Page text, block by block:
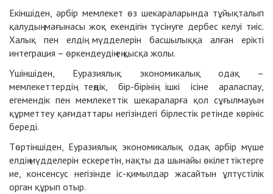
Екіншіден, әрбір мемлекет өз шекараларында тұйықталып
қалудың мағынасы жоқ екендігін түсінуге дербес келуі тиіс.
Халық пен елдің мүдделерін басшылыққа алған ерікті
интеграция – өркендеудің ең қысқа жолы.
Үшіншіден, Еуразиялық эконо­мика­лық одақ –
мемлекеттердің теңдік, бір-бірінің ішкі ісіне араласпау,
егемендік пен мемлекеттік шекараларға қол сұғыл­мауын
құрметтеу қағидаттары негізіндегі бірлестік ретінде көрініс
береді.
Төртіншіден, Еуразиялық эконо­микалық одақ әрбір мүше
елдің мүд­де­лерін ескеретін, нақты да шынайы өкілеттіктерге
ие, консенсус негізінде іс-қимылдар жасайтын ұлтүстілік
орган құрып отыр.